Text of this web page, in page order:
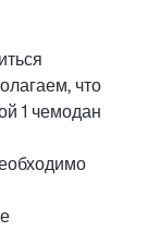
что
1 чемодан